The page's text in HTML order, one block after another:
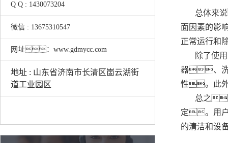
Q Q : 1430073204
微信 : 13675310547
网址：www.gdmycc.com
地址 : 山东省济南市长清区崮云湖街
道工业园区
总体来
面因素的
正常运行和
除了使
器、洗
性。此
总之
定。用户
的清洁和